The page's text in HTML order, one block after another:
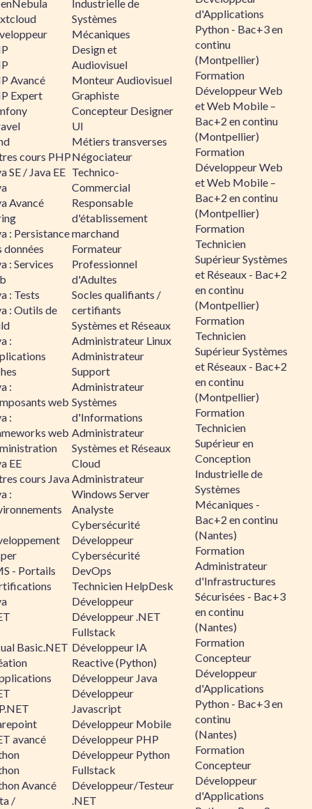
Avancé
Expert
cours PHP
SE / Java EE
Avancé
: Persistance
données
: Services
: Tests
: Outils de
:
:
web
:
web
EE
cours Java
:
- Portails
Basic.NET
avancé
Avancé
/
Industrielle de
Systèmes
Mécaniques
Design et
Audiovisuel
Monteur Audiovisuel
Graphiste
Concepteur Designer
UI
Métiers transverses
Négociateur
Technico-
Commercial
Responsable
d'établissement
marchand
Formateur
Professionnel
d'Adultes
Socles qualifiants /
certifiants
Systèmes et Réseaux
Administrateur Linux
Administrateur
Support
Administrateur
Systèmes
d'Informations
Administrateur
Systèmes et Réseaux
Cloud
Administrateur
Windows Server
Analyste
Cybersécurité
Développeur
Cybersécurité
DevOps
Technicien HelpDesk
Développeur
Développeur .NET
Fullstack
Développeur IA
Reactive (Python)
Développeur Java
Développeur
Javascript
Développeur Mobile
Développeur PHP
Développeur Python
Fullstack
Développeur/Testeur
.NET
d'Applications
Python - Bac+3 en
continu
(Montpellier)
Formation
Développeur Web
et Web Mobile –
Bac+2 en continu
(Montpellier)
Formation
Développeur Web
et Web Mobile –
Bac+2 en continu
(Montpellier)
Formation
Technicien
Supérieur Systèmes
et Réseaux - Bac+2
en continu
(Montpellier)
Formation
Technicien
Supérieur Systèmes
et Réseaux - Bac+2
en continu
(Montpellier)
Formation
Technicien
Supérieur en
Conception
Industrielle de
Systèmes
Mécaniques -
Bac+2 en continu
(Nantes)
Formation
Administrateur
d'Infrastructures
Sécurisées - Bac+3
en continu
(Nantes)
Formation
Concepteur
Développeur
d'Applications
Python - Bac+3 en
continu
(Nantes)
Formation
Concepteur
Développeur
d'Applications